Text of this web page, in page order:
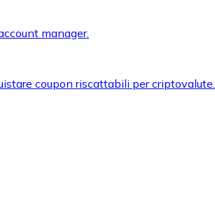
manager.
coupon riscattabili per criptovalute.